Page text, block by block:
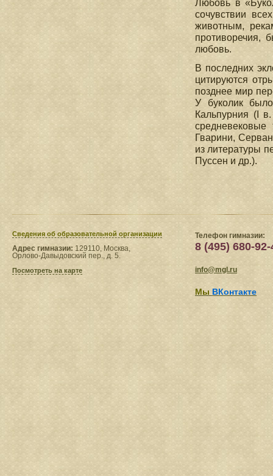
Любовь в
сочувствии
животным,
противоречия,
любовь.
В последних
цитируются
позднее мир
У буколик
Кальпурния (I
Гварини,
из литературы
Пуссен и др.).
Сведения​ об образовательной организации
Адрес гимназии: 129110, Москва,
Орлово-Давыдовский пер., д. 5.
Посмотреть на карте
Телефон гимназии:
8 (495) 680-92-
info@mgl.ru
Мы ВКонтакте